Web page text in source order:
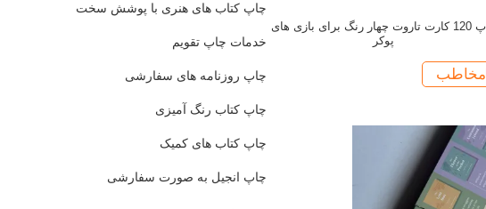
چاپ کتاب های هنری با پوشش سخت
خدمات چاپ تقویم
چاپ روزنامه های سفارشی
چاپ کتاب رنگ آمیزی
چاپ کتاب های کمیک
چاپ انجیل به صورت سفارشی
چاپ 120 کارت تاروت چهار رنگ برای بازی های
پوکر
مخاطب